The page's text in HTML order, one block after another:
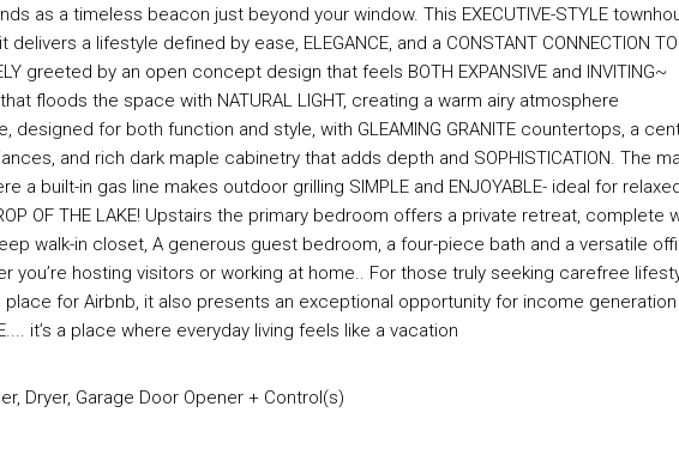
as a timeless beacon just beyond your window. This EXECUTIVE-STYLE
a lifestyle defined by ease, ELEGANCE, and a CONSTANT CONNECTION TO
greeted by an open concept design that feels BOTH EXPANSIVE and INVITING~
floods the space with NATURAL LIGHT, creating a warm airy atmosphere
for both function and style, with GLEAMING GRANITE countertops, a
and rich dark maple cabinetry that adds depth and SOPHISTICATION. The
a built-in gas line makes outdoor grilling SIMPLE and ENJOYABLE- ideal for
OF THE LAKE! Upstairs the primary bedroom offers a private retreat, complete
walk-in closet, A generous guest bedroom, a four-piece bath and a versatile
you’re hosting visitors or working at home.. For those truly seeking carefree
place for Airbnb, it also presents an exceptional opportunity for income
it’s a place where everyday living feels like a vacation
Dryer, Garage Door Opener + Control(s)